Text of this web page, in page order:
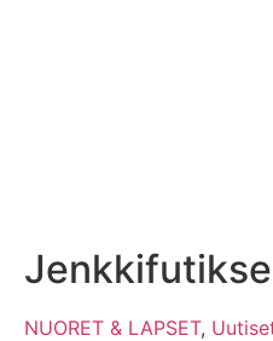
NUORET & LAPSET,